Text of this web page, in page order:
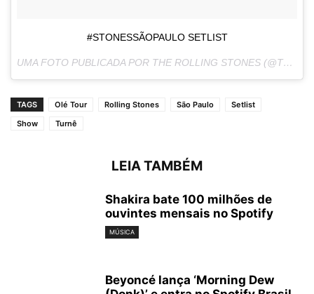
#STONESSÃOPAULO SETLIST
UMA FOTO PUBLICADA POR THE ROLLING STONES (@THEROLLINGSTONES) EM
TAGS Olé Tour Rolling Stones São Paulo
Setlist
Show
Turnê
LEIA TAMBÉM
Shakira bate 100 milhões de
ouvintes mensais no Spotify
MÚSICA
Beyoncé lança ‘Morning Dew